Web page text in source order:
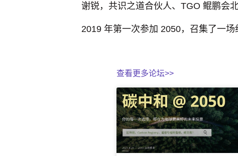
谢锐，共识之道合伙人、TGO 鲲鹏会
2019 年第一次参加 2050，召集了一
查看更多论坛>>